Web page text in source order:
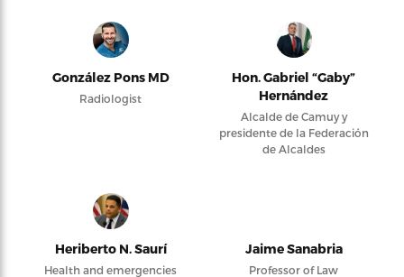
González Pons MD
Radiologist
Hon. Gabriel “Gaby”
Hernández
Alcalde de Camuy y
presidente de la Federación
de Alcaldes
Heriberto N. Saurí
Health and emergencies
Jaime Sanabria
Professor of Law